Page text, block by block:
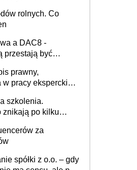
rolnych. Co
a DAC8 -
przestają być
prawny,
pracy eksperckiej -
szkolenia.
znikają po kilku
za
spółki z o.o. – gdy